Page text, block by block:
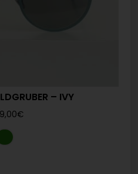
– IVY
€